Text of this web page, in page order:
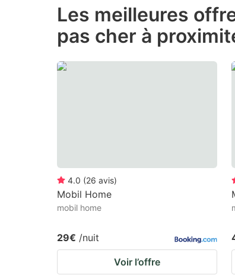
the
question
for
changing
dates.
Les meilleures
pas cher à
4.0 (26 avis)
Mobil Home
mobil home
29€ /nuit
Voir l’offre